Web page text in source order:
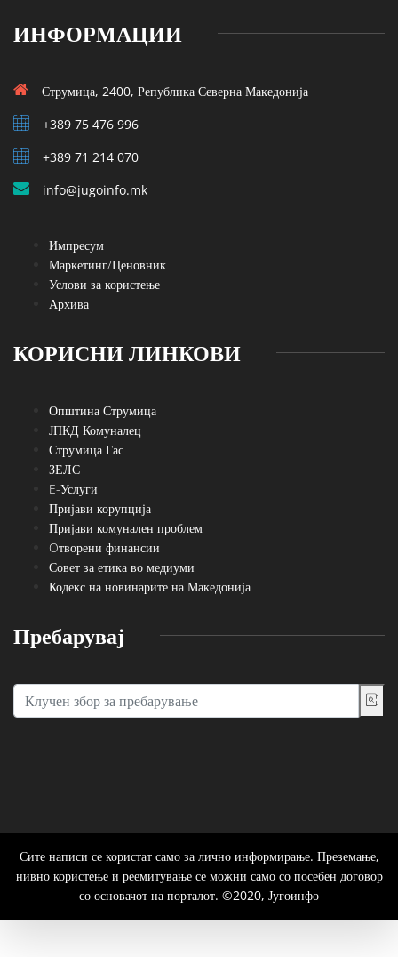
ИНФОРМАЦИИ
Струмица, 2400, Република Северна Македонија
+389 75 476 996
+389 71 214 070
info@jugoinfo.mk
Импресум
Маркетинг/Ценовник
Услови за користење
Архива
КОРИСНИ ЛИНКОВИ
Општина Струмица
ЈПКД Комуналец
Струмица Гас
ЗЕЛС
E-Услуги
Пријави корупција
Пријави комунален проблем
Oтворени финансии
Совет за етика во медиуми
Кодекс на новинарите на Македонија
Пребарувај
Сите написи се користат само за лично информирање. Преземање,
нивно користење и реемитување се можни само со посебен договор
со основачот на порталот. ©2020, Југоинфо